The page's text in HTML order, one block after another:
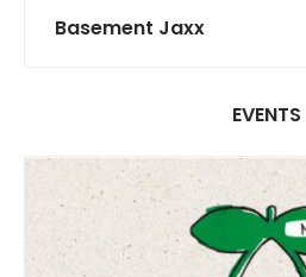
Basement Jaxx
EVENTS